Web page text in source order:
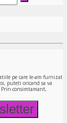
pe care le-am furnizat
puteti oricand sa va
Prin consimtamant,